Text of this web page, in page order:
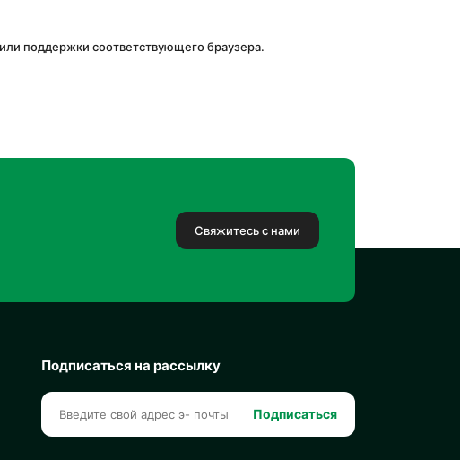
Свяжитесь с нами
Подписаться на рассылку
Подписаться